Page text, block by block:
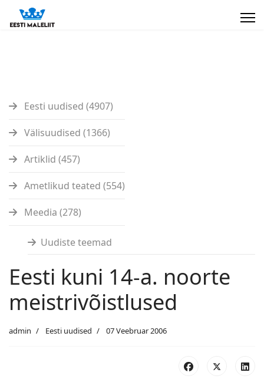
Eesti uudised (4907)
Välisuudised (1366)
Artiklid (457)
Ametlikud teated (554)
Meedia (278)
Uudiste teemad
Eesti kuni 14-a. noorte
meistrivõistlused
admin Eesti uudised 07 Veebruar 2006